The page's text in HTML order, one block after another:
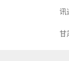
讯
甘